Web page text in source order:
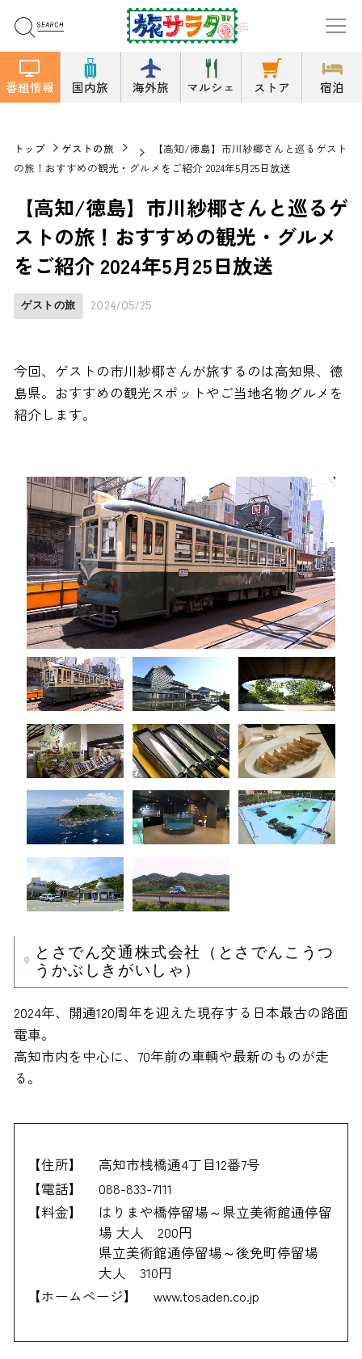
番組情報 国内旅 海外旅 マルシェ ストア 宿泊
トップ ゲストの旅
【高知/徳島】市川紗椰さんと巡るゲスト
の旅！おすすめの観光・グルメをご紹介 2024年5月25日放送
【高知/徳島】市川紗椰さんと巡るゲ
ストの旅！おすすめの観光・グルメ
をご紹介 2024年5月25日放送
ゲストの旅 2024/05/25
今回、ゲストの市川紗椰さんが旅するのは高知県、徳
島県。おすすめの観光スポットやご当地名物グルメを
紹介します。
とさでん交通株式会社（とさでんこうつ
うかぶしきがいしゃ）
2024年、開通120周年を迎えた現存する日本最古の路面
電車。
高知市内を中心に、70年前の車輌や最新のものが走
る。
【住所】
高知市桟橋通4丁目12番7号
【電話】
088-833-7111
【料金】
はりまや橋停留場～県立美術館通停留
場 大人 200円
県立美術館通停留場～後免町停留場
大人 310円
【ホームページ】
www.tosaden.co.jp